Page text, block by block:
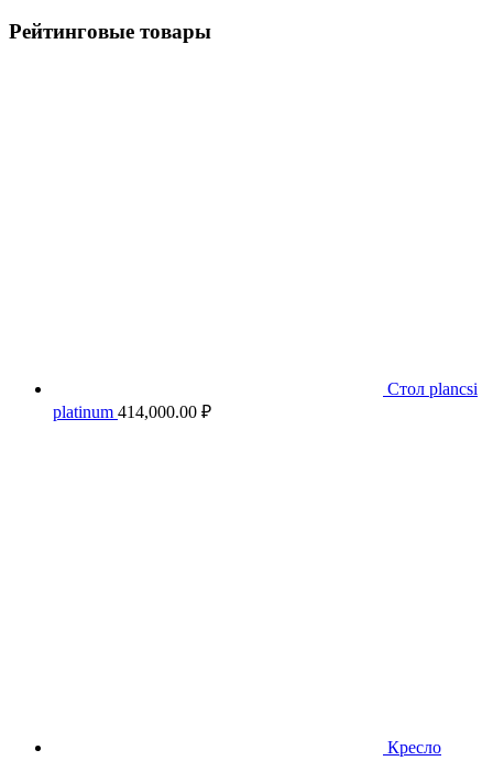
Рейтинговые товары
Стол plancsi
platinum 414,000.00 ₽
Кресло